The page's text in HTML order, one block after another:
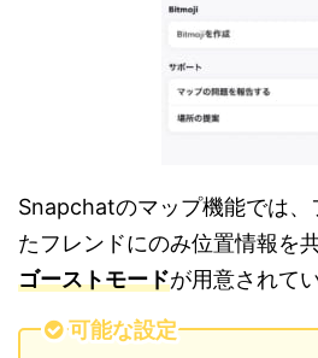
Snapchatのマップ機能では、
たフレンドにのみ位置情報を
ゴーストモードが用意されて
可能な設定